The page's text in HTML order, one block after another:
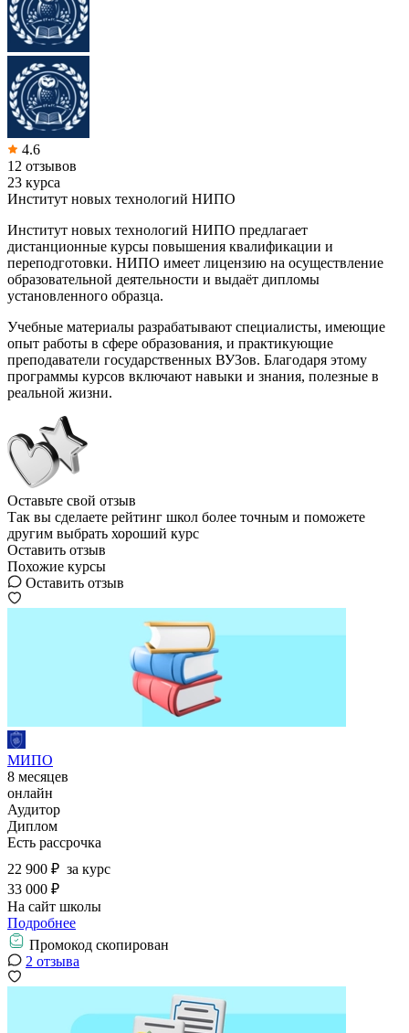
4.6
12 отзывов
23 курса
Институт новых технологий НИПО
Институт новых технологий НИПО предлагает
дистанционные курсы повышения квалификации и
переподготовки. НИПО имеет лицензию на осуществление
образовательной деятельности и выдаёт дипломы
установленного образца.
Учебные материалы разрабатывают специалисты, имеющие
опыт работы в сфере образования, и практикующие
преподаватели государственных ВУЗов. Благодаря этому
программы курсов включают навыки и знания, полезные в
реальной жизни.
Оставьте свой отзыв
Так вы сделаете рейтинг школ более точным и поможете
другим выбрать хороший курс
Оставить отзыв
Похожие курсы
Оставить отзыв
МИПО
8 месяцев
онлайн
Аудитор
Диплом
Есть рассрочка
22 900 ₽ за курс
33 000 ₽
На сайт школы
Подробнее
Промокод скопирован
2 отзыва